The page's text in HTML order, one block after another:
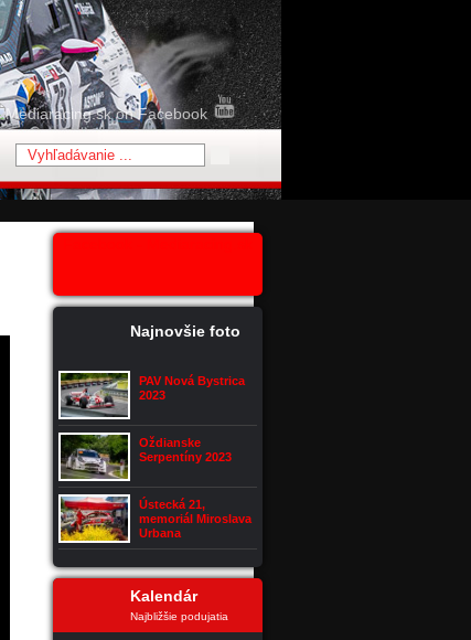
Najnovšie foto
PAV Nová Bystrica
2023
Oždianske
Serpentíny 2023
Ústecká 21,
memoriál Miroslava
Urbana
Kalendár
Najbližšie podujatia